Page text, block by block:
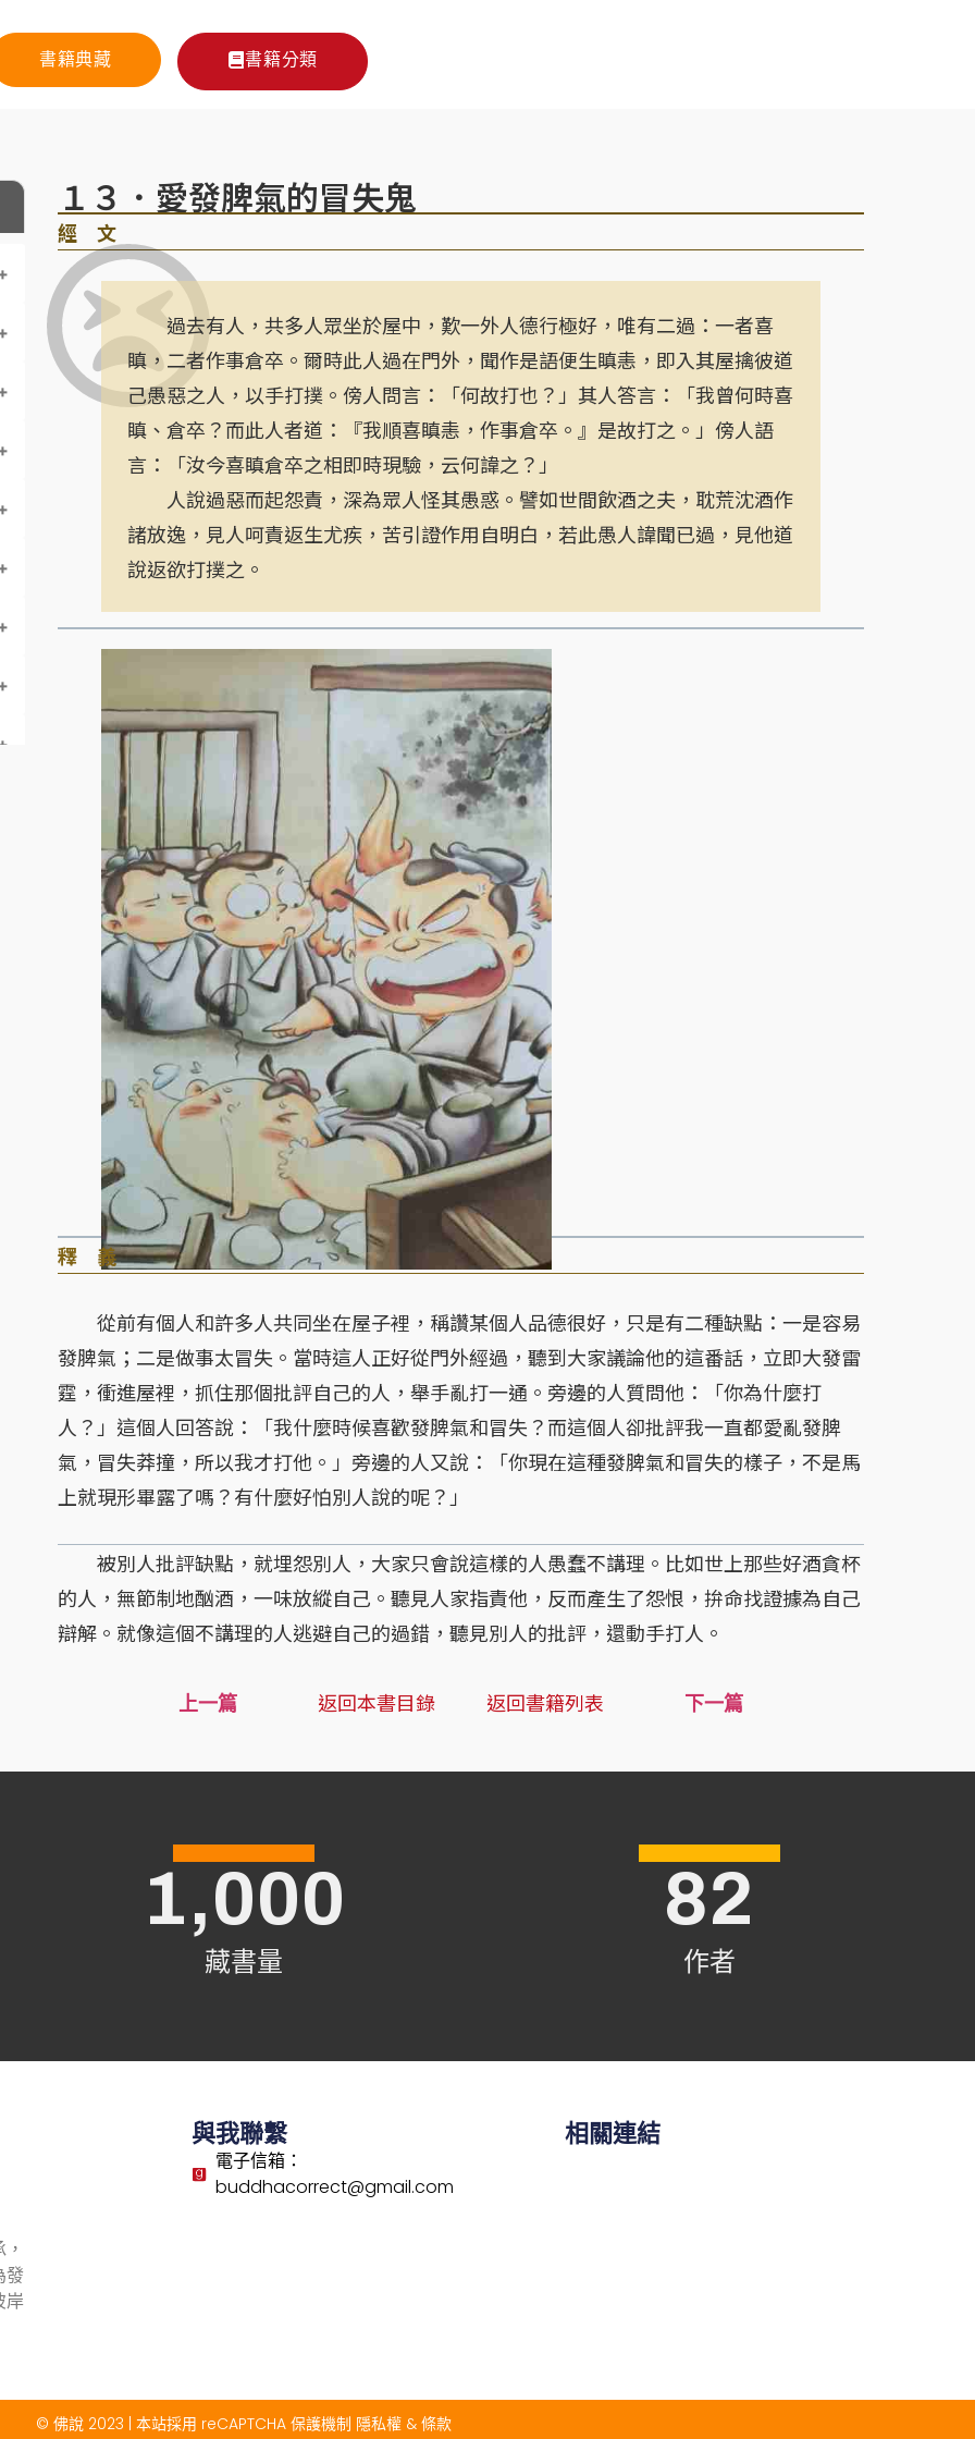
書籍典藏 書籍分類
１３．愛發脾氣的冒失鬼
經 文
過去有人，共多人眾坐於屋中，歎一外人德行極好，唯有二過：一者喜
瞋，二者作事倉卒。爾時此人過在門外，聞作是語便生瞋恚，即入其屋擒彼道
己愚惡之人，以手打撲。傍人問言：「何故打也？」其人答言：「我曾何時喜
瞋、倉卒？而此人者道：『我順喜瞋恚，作事倉卒。』是故打之。」傍人語
言：「汝今喜瞋倉卒之相即時現驗，云何諱之？」
人說過惡而起怨責，深為眾人怪其愚惑。譬如世間飲酒之夫，耽荒沈酒作
諸放逸，見人呵責返生尤疾，苦引證作用自明白，若此愚人諱聞已過，見他道
說返欲打撲之。
釋 義
從前有個人和許多人共同坐在屋子裡，稱讚某個人品德很好，只是有二種缺點：一是容易
發脾氣；二是做事太冒失。當時這人正好從門外經過，聽到大家議論他的這番話，立即大發雷
霆，衝進屋裡，抓住那個批評自己的人，舉手亂打一通。旁邊的人質問他：「你為什麼打
人？」這個人回答說：「我什麼時候喜歡發脾氣和冒失？而這個人卻批評我一直都愛亂發脾
氣，冒失莽撞，所以我才打他。」旁邊的人又說：「你現在這種發脾氣和冒失的樣子，不是馬
上就現形畢露了嗎？有什麼好怕別人說的呢？」
被別人批評缺點，就埋怨別人，大家只會說這樣的人愚蠢不講理。比如世上那些好酒貪杯
的人，無節制地酗酒，一味放縱自己。聽見人家指責他，反而產生了怨恨，拚命找證據為自己
辯解。就像這個不講理的人逃避自己的過錯，聽見別人的批評，還動手打人。
上一篇 返回本書目錄 返回書籍列表 下一篇
藏書量
1,000
作者
82
發
岸
與我聯繫
電子信箱：
buddhacorrect@gmail.com
相關連結
© 佛說 2023 | 本站採用 reCAPTCHA 保護機制 隱私權 & 條款